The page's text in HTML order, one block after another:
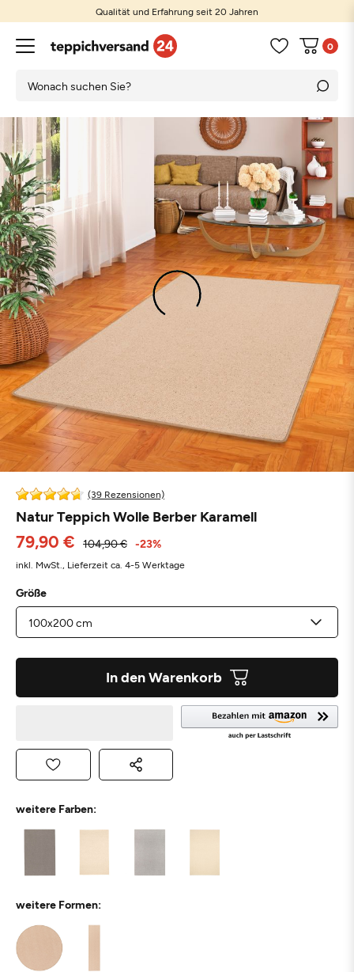
Günstige Preise und große Auswahl
0
(39 Rezensionen)
Natur Teppich Wolle Berber Karamell
79,90 € 104,90 € -23%
inkl. MwSt., Lieferzeit ca. 4-5 Werktage
Größe
In den Warenkorb
weitere Farben:
weitere Formen: